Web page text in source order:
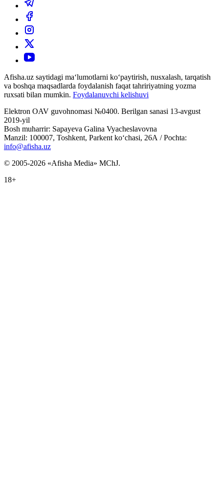
Afisha.uz saytidagi ma‘lumotlarni ko‘paytirish, nusxalash, tarqatish
va boshqa maqsadlarda foydalanish faqat tahririyatning yozma
ruxsati bilan mumkin. Foydalanuvchi kelishuvi
Elektron OAV guvohnomasi №0400. Berilgan sanasi 13-avgust
2019-yil
Bosh muharrir: Sapayeva Galina Vyacheslavovna
Manzil: 100007, Toshkent, Parkent ko‘chasi, 26А / Pochta:
info@afisha.uz
© 2005-2026 «Afisha Media» MChJ.
18+